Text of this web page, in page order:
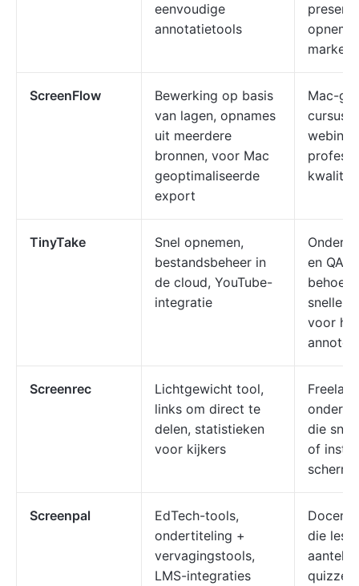
eenvoudige
annotatietools
ScreenFlow
Bewerking op basis
van lagen, opnames
uit meerdere
bronnen, voor Mac
geoptimaliseerde
export
Mac-
TinyTake
Snel opnemen,
bestandsbeheer in
de cloud, YouTube-
integratie
en QA-
snelle
voor
Screenrec
Lichtgewicht tool,
links om direct te
delen, statistieken
voor kijkers
die
of
scherm
Screenpal
EdTech-tools,
ondertiteling +
vervagingstools,
LMS-integraties
die
quizzen